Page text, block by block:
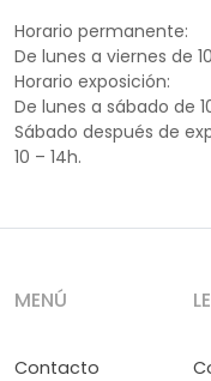
Horario permanente:
De lunes a viernes de
Horario exposición:
De lunes a sábado de
Sábado después de
10 – 14h.
MENÚ
Contacto